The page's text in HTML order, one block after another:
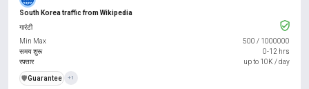
South Korea traffic from Wikipedia
गारंटी
Min Max
500 / 1000000
समय शुरू
0-12 hrs
रफ़्तार
up to 10K / day
️🛡️Guarantee +1